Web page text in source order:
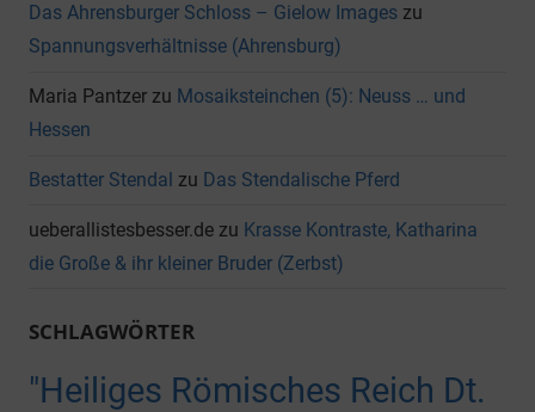
Das Ahrensburger Schloss – Gielow Images zu
Spannungsverhältnisse (Ahrensburg)
Maria Pantzer zu Mosaiksteinchen (5): Neuss … und
Hessen
Bestatter Stendal zu Das Stendalische Pferd
ueberallistesbesser.de zu Krasse Kontraste, Katharina
die Große & ihr kleiner Bruder (Zerbst)
SCHLAGWÖRTER
"Heiliges Römisches Reich Dt.